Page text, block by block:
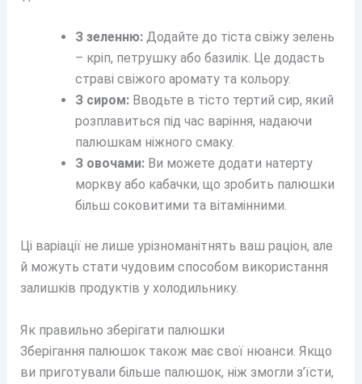
З зеленню:Додайте до тіста свіжу зелень
– кріп, петрушку або базилік. Це додасть
страві свіжого аромату та кольору.
З сиром:Вводьте в тісто тертий сир, який
розплавиться під час варіння, надаючи
палюшкам ніжного смаку.
З овочами:Ви можете додати натерту
моркву або кабачки, що зробить палюшки
більш соковитими та вітамінними.
Ці варіації не лише урізноманітнять ваш раціон, але
й можуть стати чудовим способом використання
залишків продуктів у холодильнику.
Як правильно зберігати палюшки
Зберігання палюшок також має свої нюанси. Якщо
ви приготували більше палюшок, ніж змогли з’їсти,